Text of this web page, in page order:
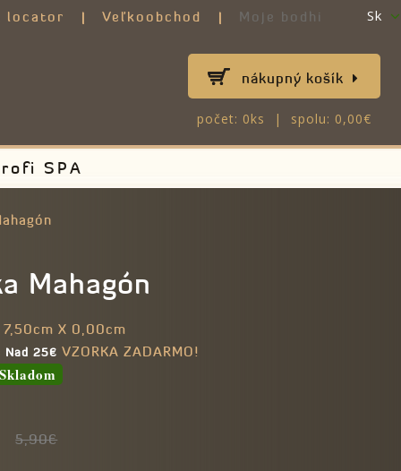
Sk
locator Veľkoobchod Moje bodhi
nákupný košík
počet: 0ks | spolu: 0,00€
SPA
Mahagón
X 0,00cm
Nad 25€VZORKA ZADARMO!
5,90€